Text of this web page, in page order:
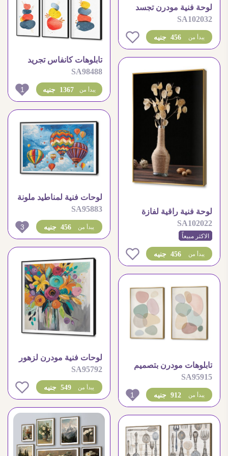
لوحة فنية مودرن تجسد
زهور الهندباء البسيطة
SA102032
456 جنيه يبدأ من
لوحة فنية راقية لفازة
ريفية وبراعم مجففة
SA102022
الاكثر مبيعاً
456 جنيه يبدأ من
تابلوهات كانفاس تجريد
هادئ وأنماط شرقية
SA98488
1367 جنيه يبدأ من 1
تابلوهات مودرن بتصميم
أحجار متداخلة بألوان
الباستيل
SA95915
912 جنيه يبدأ من 1
لوحات فنية لمناطيد ملونة
فى السماء الزرقاء
SA95883
456 جنيه يبدأ من 3
لوحات فنية مودرن لزهور
ملونة في فازة
SA95792
549 جنيه يبدأ من